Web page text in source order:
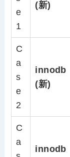
e
1
(新)
C
a
s
e
2
innodb
(新)
C
a
innodb